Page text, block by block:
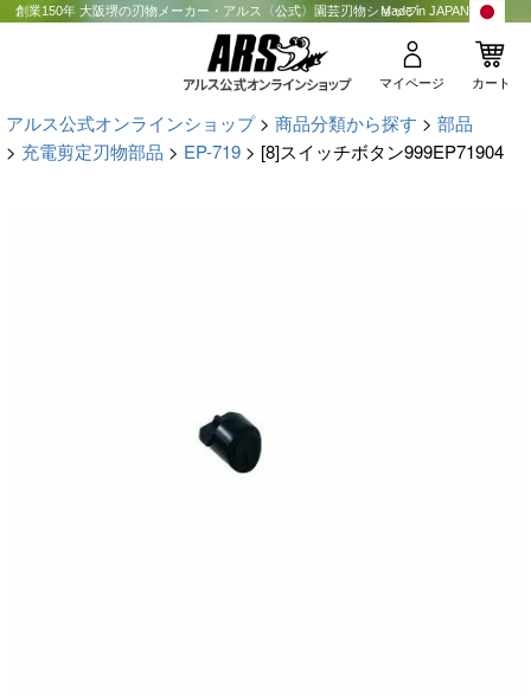
創業150年 大阪堺の刃物メーカー・アルス〈公式〉園芸刃物ショップMade in JAPAN
マイページ カート
アルス公式オンラインショップ 商品分類から探す
部品
充電剪定刃物部品
EP-719 [8]スイッチボタン999EP71904